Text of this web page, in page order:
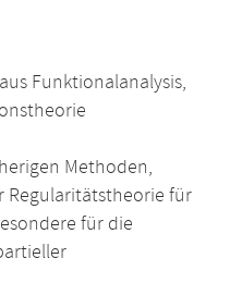
Funktionalanalysis,
Methoden,
Regularitätstheorie für
für die